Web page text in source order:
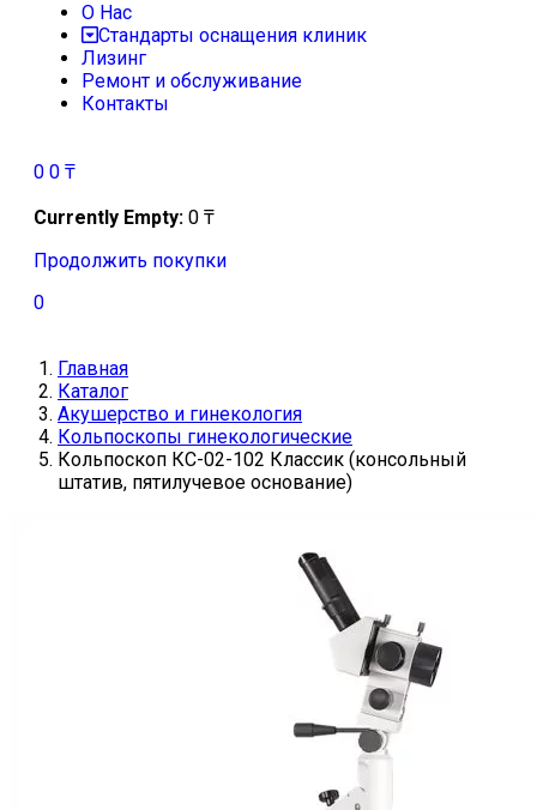
О Нас
Стандарты оснащения клиник
Лизинг
Ремонт и обслуживание
Контакты
0 0 ₸
Currently Empty: 0 ₸
Продолжить покупки
0
Главная
Каталог
Акушерство и гинекология
Кольпоскопы гинекологические
Кольпоскоп КС-02-102 Классик (консольный
штатив, пятилучевое основание)